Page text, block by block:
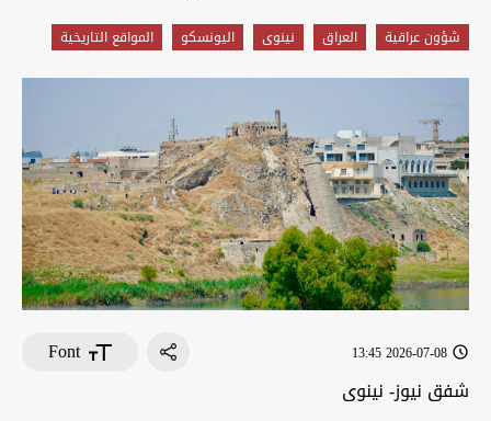
شؤون عراقية العراق نينوى اليونسكو المواقع التاريخية
2026-07-08 13:45
Font
شفق نيوز- نينوى